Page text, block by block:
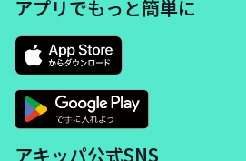
アプリでもっと簡単に
アキッパ公式SNS